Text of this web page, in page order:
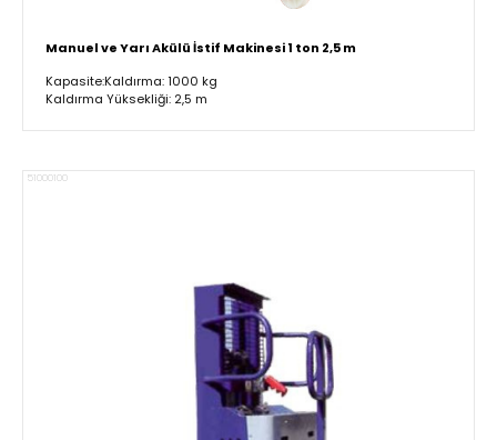
Manuel ve Yarı Akülü İstif Makinesi 1 ton 2,5 m
Kapasite:Kaldırma: 1000 kg
Kaldırma Yüksekliği: 2,5 m
51000100